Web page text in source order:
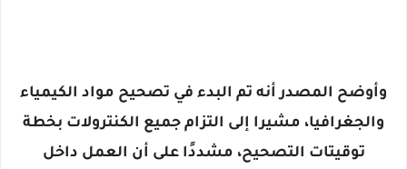
وأوضح المصدر أنه تم البدء في تصحيح مواد الكيمياء
والجغرافيا، مشيرا إلى التزام جميع الكنترولات بخطة
توقيتات التصحيح، مشددًا على أن العمل داخل